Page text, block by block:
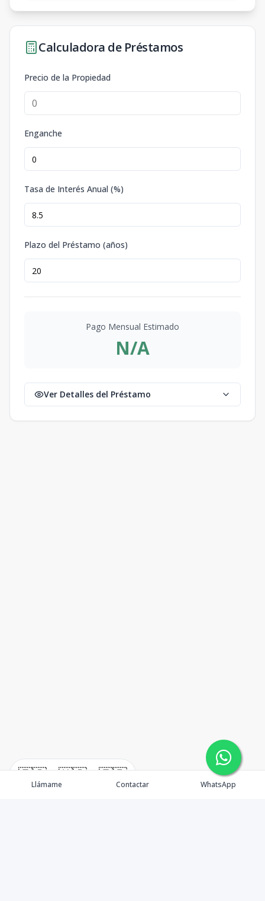
🇪🇸 🇺🇸 🇫🇷
Calculadora de Préstamos
Precio de la Propiedad
Enganche
Tasa de Interés Anual (%)
Plazo del Préstamo (años)
Pago Mensual Estimado
N/A
Ver Detalles del Préstamo
Llámame Contactar WhatsApp